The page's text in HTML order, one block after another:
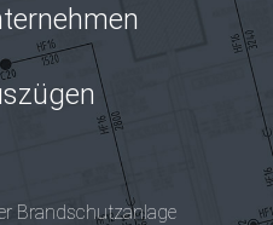
Brandschutzanlage